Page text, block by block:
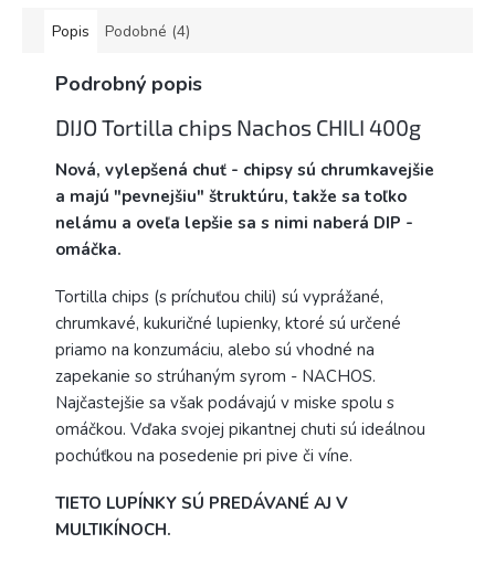
Popis Podobné (4)
Podrobný popis
DIJO Tortilla chips Nachos CHILI 400g
Nová, vylepšená chuť - chipsy sú chrumkavejšie
a majú "pevnejšiu" štruktúru, takže sa toľko
nelámu a oveľa lepšie sa s nimi naberá DIP -
omáčka.
Tortilla chips (s príchuťou chili) sú vyprážané,
chrumkavé, kukuričné lupienky, ktoré sú určené
priamo na konzumáciu, alebo sú vhodné na
zapekanie so strúhaným syrom - NACHOS.
Najčastejšie sa však podávajú v miske spolu s
omáčkou. Vďaka svojej pikantnej chuti sú ideálnou
pochúťkou na posedenie pri pive či víne.
TIETO LUPÍNKY SÚ PREDÁVANÉ AJ V
MULTIKÍNOCH.